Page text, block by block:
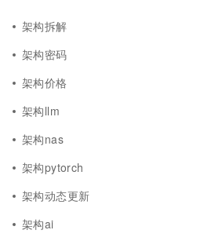
架构拆解
架构密码
架构价格
架构llm
架构nas
架构pytorch
架构动态更新
架构ai